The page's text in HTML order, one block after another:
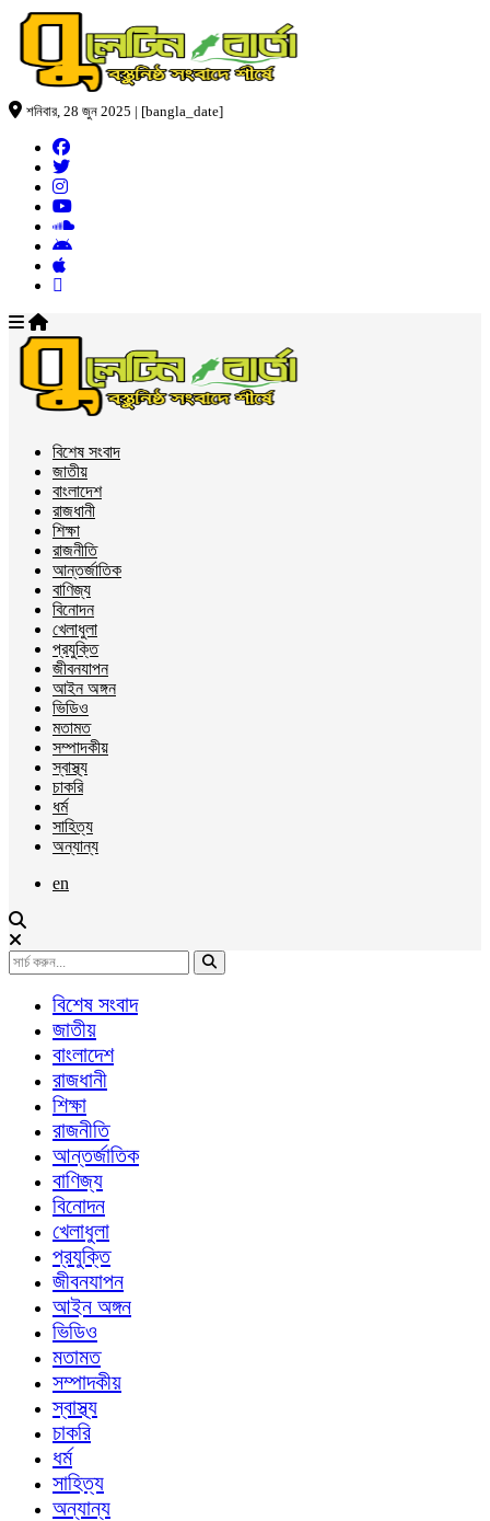
শনিবার, 28 জুন 2025 | [bangla_date]
বিশেষ সংবাদ
জাতীয়
বাংলাদেশ
রাজধানী
শিক্ষা
রাজনীতি
আন্তর্জাতিক
বাণিজ্য
বিনোদন
খেলাধুলা
প্রযুক্তি
জীবনযাপন
আইন অঙ্গন
ভিডিও
মতামত
সম্পাদকীয়
স্বাস্থ্য
চাকরি
ধর্ম
সাহিত্য
অন্যান্য
en
বিশেষ সংবাদ
জাতীয়
বাংলাদেশ
রাজধানী
শিক্ষা
রাজনীতি
আন্তর্জাতিক
বাণিজ্য
বিনোদন
খেলাধুলা
প্রযুক্তি
জীবনযাপন
আইন অঙ্গন
ভিডিও
মতামত
সম্পাদকীয়
স্বাস্থ্য
চাকরি
ধর্ম
সাহিত্য
অন্যান্য